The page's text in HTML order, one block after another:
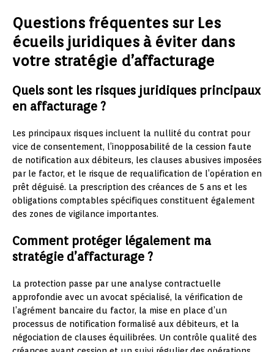
Questions fréquentes sur Les
écueils juridiques à éviter dans
votre stratégie d’affacturage
Quels sont les risques juridiques principaux
en affacturage ?
Les principaux risques incluent la nullité du contrat pour
vice de consentement, l’inopposabilité de la cession faute
de notification aux débiteurs, les clauses abusives imposées
par le factor, et le risque de requalification de l’opération en
prêt déguisé. La prescription des créances de 5 ans et les
obligations comptables spécifiques constituent également
des zones de vigilance importantes.
Comment protéger légalement ma
stratégie d’affacturage ?
La protection passe par une analyse contractuelle
approfondie avec un avocat spécialisé, la vérification de
l’agrément bancaire du factor, la mise en place d’un
processus de notification formalisé aux débiteurs, et la
négociation de clauses équilibrées. Un contrôle qualité des